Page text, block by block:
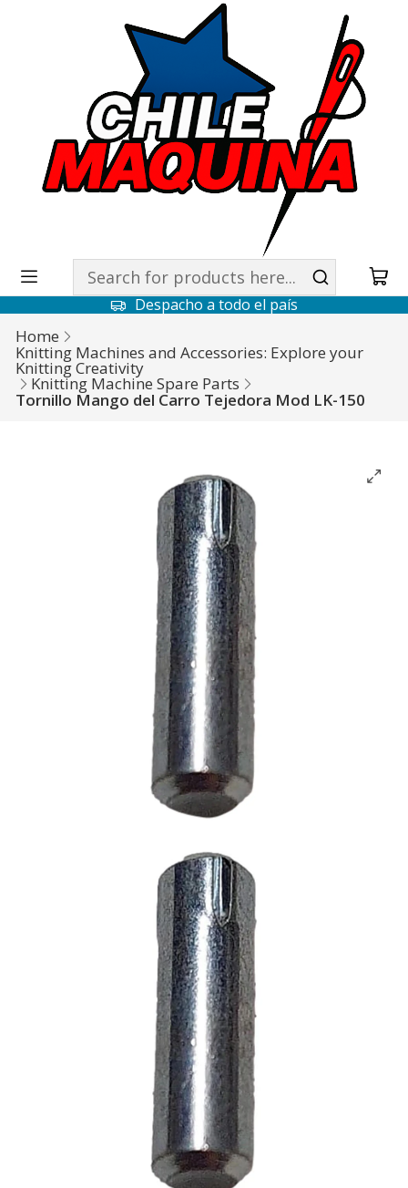
Despacho a todo el país
Home
Knitting Machines and Accessories: Explore your
Knitting Creativity
Knitting Machine Spare Parts
Tornillo Mango del Carro Tejedora Mod LK-150